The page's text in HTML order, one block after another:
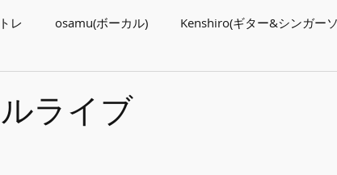
レ osamu(ボーカル) Kenshiro(ギター&シンガー
ライブ